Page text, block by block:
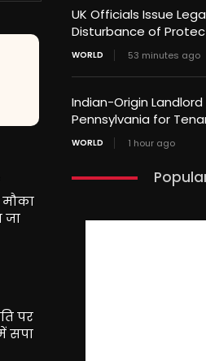
जा
पर
सपा
UK Officials Issue
Disturbance of
WORLD 53 minutes ago
Indian-Origin
Pennsylvania for
WORLD 1 hour ago